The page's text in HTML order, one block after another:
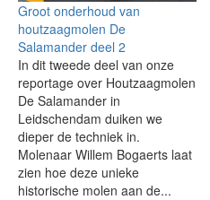
Groot onderhoud van
houtzaagmolen De
Salamander deel 2
In dit tweede deel van onze
reportage over Houtzaagmolen
De Salamander in
Leidschendam duiken we
dieper de techniek in.
Molenaar Willem Bogaerts laat
zien hoe deze unieke
historische molen aan de...